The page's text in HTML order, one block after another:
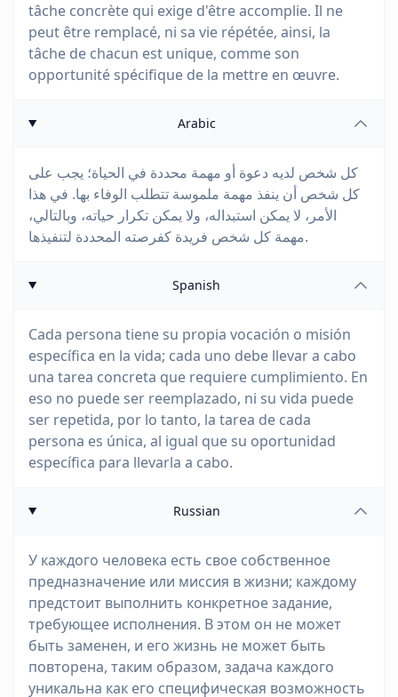
tâche concrète qui exige d'être accomplie. Il ne
peut être remplacé, ni sa vie répétée, ainsi, la
tâche de chacun est unique, comme son
opportunité spécifique de la mettre en œuvre.
Arabic
كل شخص لديه دعوة أو مهمة محددة في الحياة؛ يجب على
كل شخص أن ينفذ مهمة ملموسة تتطلب الوفاء بها. في هذا
الأمر، لا يمكن استبداله، ولا يمكن تكرار حياته، وبالتالي،
مهمة كل شخص فريدة كفرصته المحددة لتنفيذها.
Spanish
Cada persona tiene su propia vocación o misión
específica en la vida; cada uno debe llevar a cabo
una tarea concreta que requiere cumplimiento. En
eso no puede ser reemplazado, ni su vida puede
ser repetida, por lo tanto, la tarea de cada
persona es única, al igual que su oportunidad
específica para llevarla a cabo.
Russian
У каждого человека есть свое собственное
предназначение или миссия в жизни; каждому
предстоит выполнить конкретное задание,
требующее исполнения. В этом он не может
быть заменен, и его жизнь не может быть
повторена, таким образом, задача каждого
уникальна как его специфическая возможность